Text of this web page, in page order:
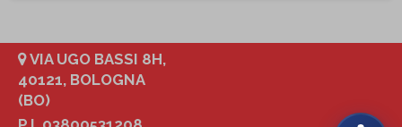
VIA UGO BASSI 8H,
40121, BOLOGNA
(BO)